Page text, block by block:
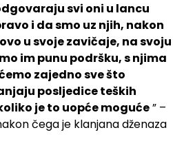
svi oni u lancu
i da smo uz njih, nakon
u svoje zavičaje, na svoju
im punu podršku, s njima
zajedno sve što
posljedice teških
je to uopće moguće” –
čega je klanjana dženaza